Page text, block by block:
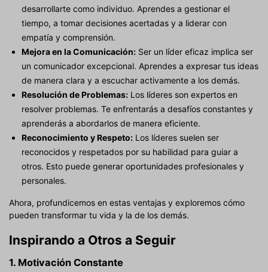
desarrollarte como individuo. Aprendes a gestionar el
tiempo, a tomar decisiones acertadas y a liderar con
empatía y comprensión.
Mejora en la Comunicación: Ser un líder eficaz implica ser
un comunicador excepcional. Aprendes a expresar tus ideas
de manera clara y a escuchar activamente a los demás.
Resolución de Problemas: Los líderes son expertos en
resolver problemas. Te enfrentarás a desafíos constantes y
aprenderás a abordarlos de manera eficiente.
Reconocimiento y Respeto: Los líderes suelen ser
reconocidos y respetados por su habilidad para guiar a
otros. Esto puede generar oportunidades profesionales y
personales.
Ahora, profundicemos en estas ventajas y exploremos cómo
pueden transformar tu vida y la de los demás.
Inspirando a Otros a Seguir
1. Motivación Constante